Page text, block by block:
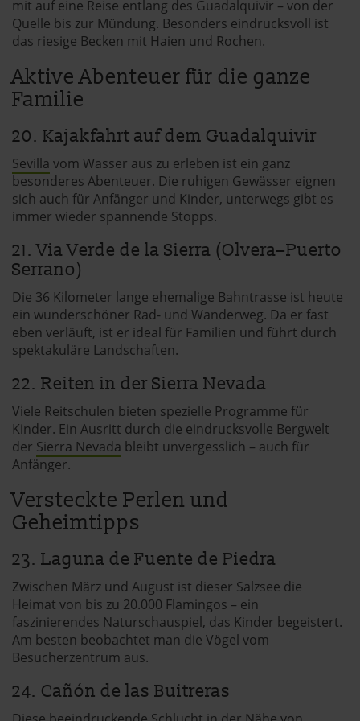
andalusien360.de verwendet Cookies
Einige von ihnen sind notwendig, während andere nicht
notwendig sind, jedoch helfen das Onlineangebot zu
den Einsatz der nicht notwendigen Cookies mit dem Klick
per Klick auf »Anpassen« anders entscheiden. Die
Einwilligung umfasst alle vorausgewählten, bzw. von dir
ausgewählten Cookies. Du kannst diese Einstellungen
jederzeit abwählen. Weitere Hinweise zu den
verwendeten Verfahren und Begrifflichkeiten (z.B.
»Cookies«, »Marketing« und »Statistik«) erhältst du in
der Datenschutzerklärung.
Datenschutzerklärung|Impressum
mit auf eine Reise entlang des Guadalquivir – von der
Quelle bis zur Mündung. Besonders eindrucksvoll ist
das riesige Becken mit Haien und Rochen.
Aktive Abenteuer für die ganze
Familie
20. Kajakfahrt auf dem Guadalquivir
Sevilla vom Wasser aus zu erleben ist ein ganz
besonderes Abenteuer. Die ruhigen Gewässer eignen
sich auch für Anfänger und Kinder, unterwegs gibt es
immer wieder spannende Stopps.
21. Via Verde de la Sierra (Olvera–Puerto
Serrano)
Die 36 Kilometer lange ehemalige Bahntrasse ist heute
ein wunderschöner Rad- und Wanderweg. Da er fast
eben verläuft, ist er ideal für Familien und führt durch
spektakuläre Landschaften.
22. Reiten in der Sierra Nevada
Viele Reitschulen bieten spezielle Programme für
Kinder. Ein Ausritt durch die eindrucksvolle Bergwelt
der Sierra Nevada bleibt unvergesslich – auch für
Anfänger.
Versteckte Perlen und
Geheimtipps
23. Laguna de Fuente de Piedra
Zwischen März und August ist dieser Salzsee die
Heimat von bis zu 20.000 Flamingos – ein
faszinierendes Naturschauspiel, das Kinder begeistert.
Am besten beobachtet man die Vögel vom
Besucherzentrum aus.
24. Cañón de las Buitreras